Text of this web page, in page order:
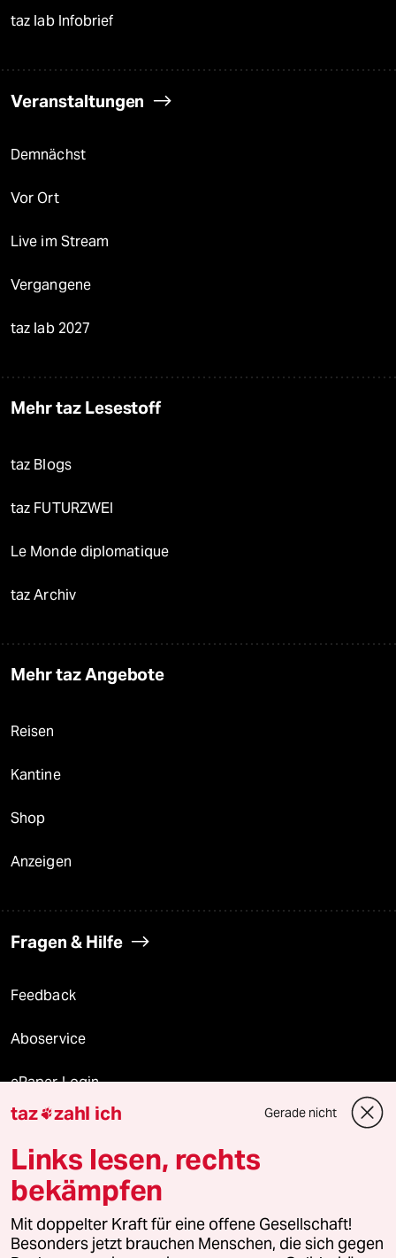
taz lab Infobrief
Veranstaltungen
Demnächst
Vor Ort
Live im Stream
Vergangene
taz lab 2027
Mehr taz Lesestoff
taz Blogs
taz FUTURZWEI
Le Monde diplomatique
taz Archiv
Mehr taz Angebote
Reisen
Kantine
Shop
Anzeigen
Fragen & Hilfe
Feedback
Aboservice
ePaper Login
Downloads für Abonnierende
© 2026 taz Verlags und Vertriebs GmbH
Alle Rechte vorbehalten. Bei rechtlichen Fragen oder für Genehmigungen
wenden Sie sich bitte an
lizenzen@taz.de
taz zahl ich Gerade nicht
Links lesen, rechts
bekämpfen
Mit doppelter Kraft für eine offene Gesellschaft!
Besonders jetzt brauchen Menschen, die sich gegen